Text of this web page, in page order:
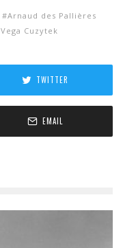
Arnaud des Pallières
Vega Cuzytek
TWITTER
EMAIL